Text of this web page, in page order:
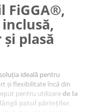
FiGGA®,
plasă
ideală pentru
și flexibilitate încă din
pentru utilizare de la
lângă patul părinților,